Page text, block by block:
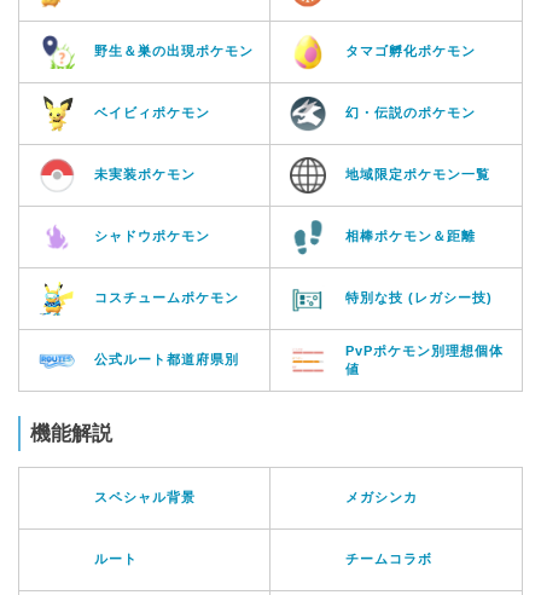
野生＆巣の出現ポケモン タマゴ孵化ポケモン
ベイビィポケモン 幻・伝説のポケモン
未実装ポケモン 地域限定ポケモン一覧
シャドウポケモン 相棒ポケモン＆距離
コスチュームポケモン 特別な技 (レガシー技)
公式ルート都道府県別
PvPポケモン別理想個体
値
機能解説
スペシャル背景 メガシンカ
ルート チームコラボ